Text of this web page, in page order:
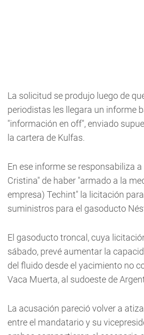
La solicitud se produjo luego de
periodistas les llegara un informe
"información en off", enviado
la cartera de Kulfas.
En ese informe se responsabiliza
Cristina" de haber "armado a la
empresa) Techint" la licitación
suministros para el gasoducto
El gasoducto troncal, cuya
sábado, prevé aumentar la
del fluido desde el yacimiento no
Vaca Muerta, al sudoeste de
La acusación pareció volver a
entre el mandatario y su